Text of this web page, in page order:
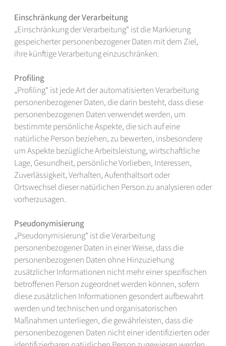
Einschränkung der Verarbeitung
„Einschränkung der Verarbeitung“ ist die Markierung
gespeicherter personenbezogener Daten mit dem Ziel,
ihre künftige Verarbeitung einzuschränken.
Profiling
„Profiling“ ist jede Art der automatisierten Verarbeitung
personenbezogener Daten, die darin besteht, dass diese
personenbezogenen Daten verwendet werden, um
bestimmte persönliche Aspekte, die sich auf eine
natürliche Person beziehen, zu bewerten, insbesondere
um Aspekte bezügliche Arbeitsleistung, wirtschaftliche
Lage, Gesundheit, persönliche Vorlieben, Interessen,
Zuverlässigkeit, Verhalten, Aufenthaltsort oder
Ortswechsel dieser natürlichen Person zu analysieren oder
vorherzusagen.
Pseudonymisierung
„Pseudonymisierung“ ist die Verarbeitung
personenbezogener Daten in einer Weise, dass die
personenbezogenen Daten ohne Hinzuziehung
zusätzlicher Informationen nicht mehr einer spezifischen
betroffenen Person zugeordnet werden können, sofern
diese zusätzlichen Informationen gesondert aufbewahrt
werden und technischen und organisatorischen
Maßnahmen unterliegen, die gewährleisten, dass die
personenbezogenen Daten nicht einer identifizierten oder